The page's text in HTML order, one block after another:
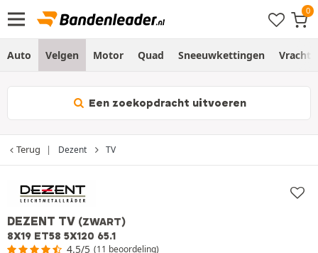
Auto Velgen Motor Quad Sneeuwkettingen
Een zoekopdracht uitvoeren
Terug Dezent TV
DEZENT TV (ZWART)
8X19 ET58 5X120 65.1
4.5/5 (11 beoordeling)